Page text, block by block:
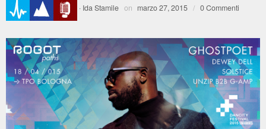
· Ida Stamile on marzo 27, 2015 / 0 Commenti